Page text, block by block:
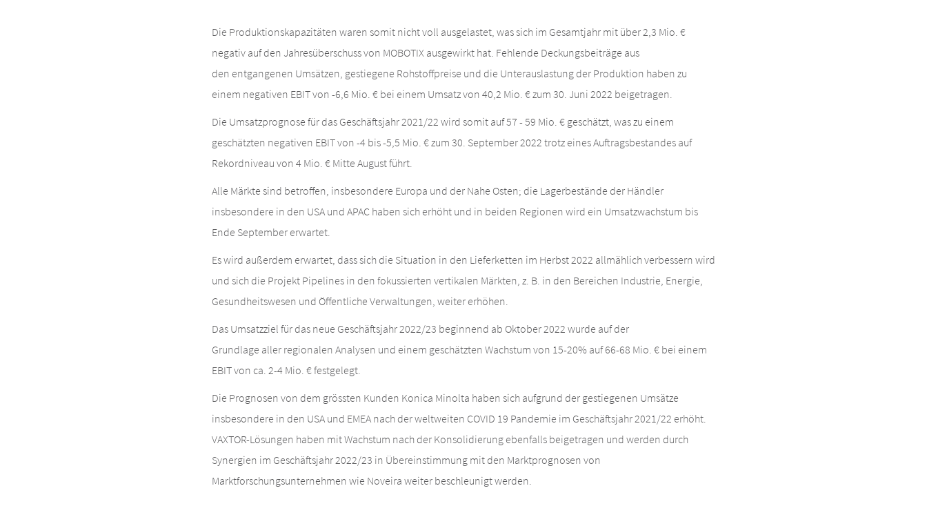
Die Produktionskapazitäten waren somit nicht voll ausgelastet, was sich im Gesamtjahr mit über 2,3 Mio. €
negativ auf den Jahresüberschuss von MOBOTIX ausgewirkt hat. Fehlende Deckungsbeiträge aus
den entgangenen Umsätzen, gestiegene Rohstoffpreise und die Unterauslastung der Produktion haben zu
einem negativen EBIT von -6,6 Mio. € bei einem Umsatz von 40,2 Mio. € zum 30. Juni 2022 beigetragen.
Die Umsatzprognose für das Geschäftsjahr 2021/22 wird somit auf 57 - 59 Mio. € geschätzt, was zu einem
geschätzten negativen EBIT von -4 bis -5,5 Mio. € zum 30. September 2022 trotz eines Auftragsbestandes auf
Rekordniveau von 4 Mio. € Mitte August führt.
Alle Märkte sind betroffen, insbesondere Europa und der Nahe Osten; die Lagerbestände der Händler
insbesondere in den USA und APAC haben sich erhöht und in beiden Regionen wird ein Umsatzwachstum bis
Ende September erwartet.
Es wird außerdem erwartet, dass sich die Situation in den Lieferketten im Herbst 2022 allmählich verbessern wird
und sich die Projekt Pipelines in den fokussierten vertikalen Märkten, z. B. in den Bereichen Industrie, Energie,
Gesundheitswesen und Öffentliche Verwaltungen, weiter erhöhen.
Das Umsatzziel für das neue Geschäftsjahr 2022/23 beginnend ab Oktober 2022 wurde auf der
Grundlage aller regionalen Analysen und einem geschätzten Wachstum von 15-20% auf 66-68 Mio. € bei einem
EBIT von ca. 2-4 Mio. € festgelegt.
Die Prognosen von dem grössten Kunden Konica Minolta haben sich aufgrund der gestiegenen Umsätze
insbesondere in den USA und EMEA nach der weltweiten COVID 19 Pandemie im Geschäftsjahr 2021/22 erhöht.
VAXTOR-Lösungen haben mit Wachstum nach der Konsolidierung ebenfalls beigetragen und werden durch
Synergien im Geschäftsjahr 2022/23 in Übereinstimmung mit den Marktprognosen von
Marktforschungsunternehmen wie Noveira weiter beschleunigt werden.